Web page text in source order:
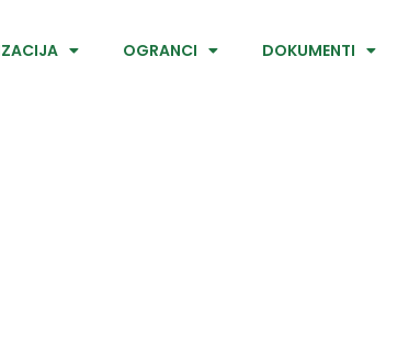
OGRANCI DOKUMENTI